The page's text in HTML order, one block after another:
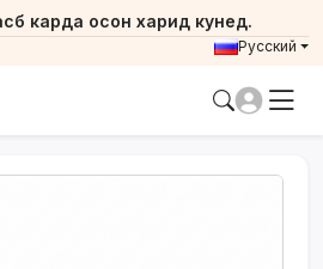
карда осон харид кунед.
Русский